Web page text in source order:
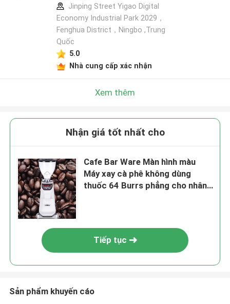
Jinping Street Yigao Digital
Economy Industrial Park 2029，
Fenghua District，Ningbo ,Trung
Quốc
5.0
Nhà cung cấp xác nhận
Xem thêm
Nhận giá tốt nhất cho
Cafe Bar Ware Màn hình màu
Máy xay cà phê không dùng
thuốc 64 Burrs phẳng cho nhân
Tiếp tục
Sản phẩm khuyến cáo